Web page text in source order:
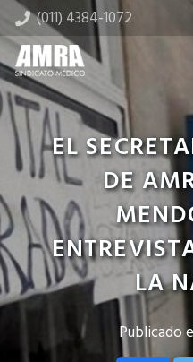
(011) 4384-1072
EL
DE
LA
Publicado